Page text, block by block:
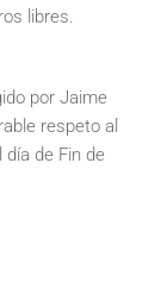
libres.
por Jaime
respeto al
día de Fin de